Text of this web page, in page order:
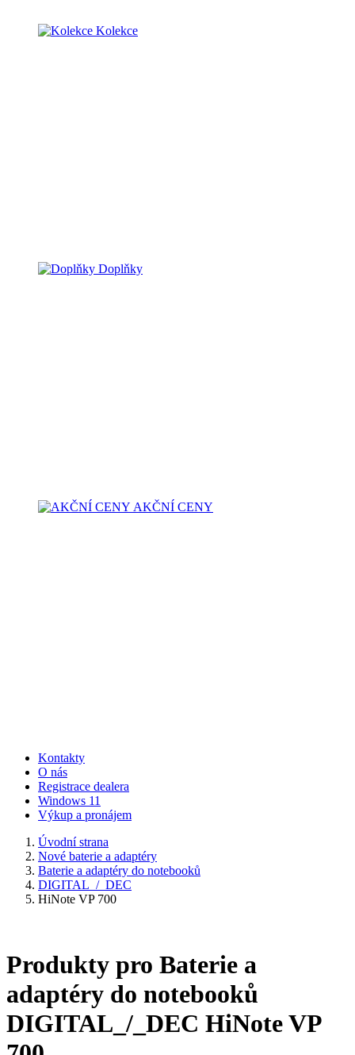
Kolekce
Doplňky
AKČNÍ CENY
Kontakty
O nás
Registrace dealera
Windows 11
Výkup a pronájem
Úvodní strana
Nové baterie a adaptéry
Baterie a adaptéry do notebooků
DIGITAL_/_DEC
HiNote VP 700
Produkty pro Baterie a
adaptéry do notebooků
DIGITAL_/_DEC HiNote VP